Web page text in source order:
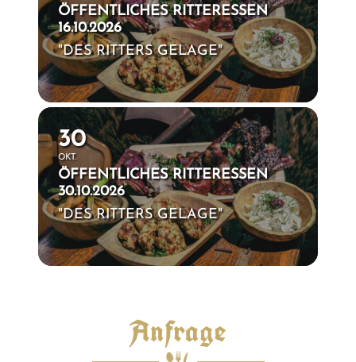
ÖFFENTLICHES RITTERESSEN
16.10.2026
"DES RITTERS GELAGE"
30
OKT.
ÖFFENTLICHES RITTERESSEN
30.10.2026
"DES RITTERS GELAGE"
Anfrage